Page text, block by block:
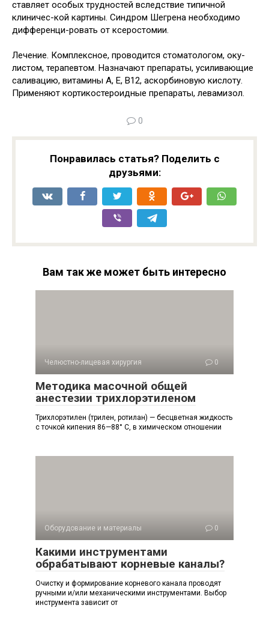
ставляет особых трудностей вследствие типичной
клиничес-кой картины. Синдром Шегрена необходимо
дифференци-ровать от ксеростомии.
Лечение. Комплексное, проводится стоматологом, оку-
листом, терапевтом. Назначают препараты, усиливающие
саливацию, витамины А, Е, В12, аскорбиновую кислоту.
Применяют кортикостероидные препараты, левамизол.
0
Понравилась статья? Поделить с
друзьями:
Вам так же может быть интересно
Челюстно-лицевая хирургия 0
Методика масочной общей
анестезии трихлорэтиленом
Трихлорэтилен (трилен, ротилан) — бесцветная жидкость
с точкой кипения 86—88° С, в химическом отношении
Оборудование и материалы 0
Какими инструментами
обрабатывают корневые каналы?
Очистку и формирование корневого ка­нала проводят
ручными и/или механичес­кими инструментами. Выбор
инструмента зависит от